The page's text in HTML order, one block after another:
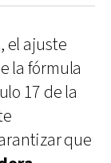
el ajuste
la fórmula
17 de la
que